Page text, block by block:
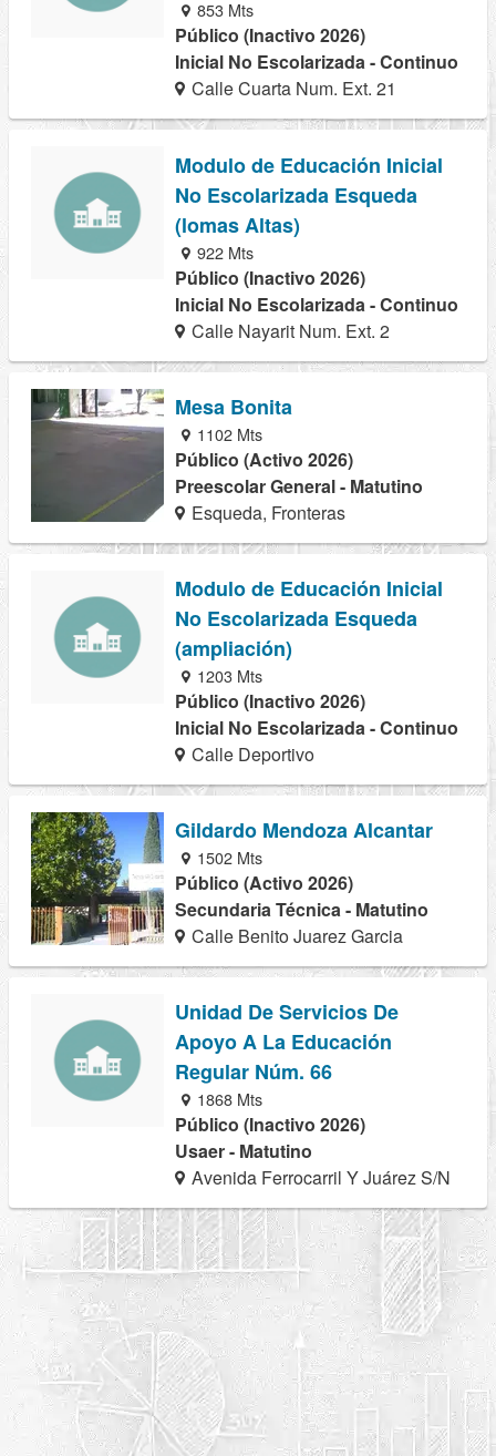
853 Mts
Público (Inactivo 2026)
Inicial No Escolarizada - Continuo
Calle Cuarta Num. Ext. 21
Modulo de Educación Inicial
No Escolarizada Esqueda
(lomas Altas)
922 Mts
Público (Inactivo 2026)
Inicial No Escolarizada - Continuo
Calle Nayarit Num. Ext. 2
Mesa Bonita
1102 Mts
Público (Activo 2026)
Preescolar General - Matutino
Esqueda, Fronteras
Modulo de Educación Inicial
No Escolarizada Esqueda
(ampliación)
1203 Mts
Público (Inactivo 2026)
Inicial No Escolarizada - Continuo
Calle Deportivo
Gildardo Mendoza Alcantar
1502 Mts
Público (Activo 2026)
Secundaria Técnica - Matutino
Calle Benito Juarez Garcia
Unidad De Servicios De
Apoyo A La Educación
Regular Núm. 66
1868 Mts
Público (Inactivo 2026)
Usaer - Matutino
Avenida Ferrocarril Y Juárez S/N